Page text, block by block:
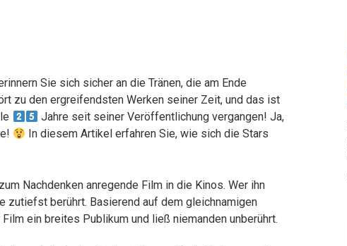
Sie sich sicher an die Tränen, die am Ende
zu den ergreifendsten Werken seiner Zeit, und das ist
Jahre seit seiner Veröffentlichung vergangen! Ja,
In diesem Artikel erfahren Sie, wie sich die Stars
Nachdenken anregende Film in die Kinos. Wer ihn
zutiefst berührt. Basierend auf dem gleichnamigen
ein breites Publikum und ließ niemanden unberührt.